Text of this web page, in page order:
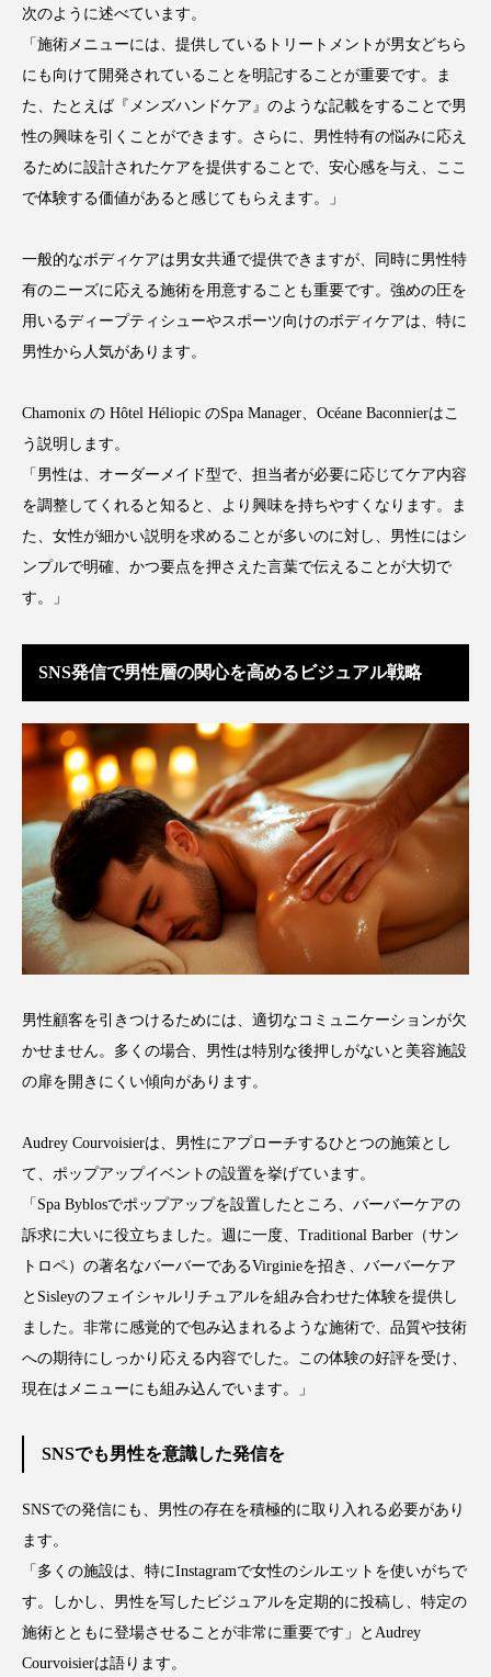
ヘルスケア ヘルスビューティー
ポジショニング ボディケア ホルモン
マーケティング マイクロスパ
メンズスキンケア メンタルケア
メンタルヘルス ライフスタイル
リナロール 効果 リラクゼーション
リラックス効果 レチナール レチノール
ローカル ロンジェビティ 下半身美容
価格改定
健康寿命 光老化 免疫 肌
冬 UVケア 冬 美容 習慣
冬 髪 ツヤ 出す 方法 冬 髪 乾燥 改善 方法
冬スキンケア 冬の乾燥肌 冬の印象美
冬の準備 冬美容 冷え対策
加工顔 労働環境 国内市場 国際市場
廃棄ロス 成分 技術経営 技術転用
抗酸化 抗酸化ケア 断食 新商品
日中関係 日焼け止め 時間制限食
梅雨
男性美容 画像解析 発酵 睡眠
睡眠 美容 金木犀 睡眠美容 秋
次のように述べています。
「施術メニューには、提供しているトリートメントが男女どちら
にも向けて開発されていることを明記することが重要です。ま
た、たとえば『メンズハンドケア』のような記載をすることで男
性の興味を引くことができます。さらに、男性特有の悩みに応え
るために設計されたケアを提供することで、安心感を与え、ここ
で体験する価値があると感じてもらえます。」
一般的なボディケアは男女共通で提供できますが、同時に男性特
有のニーズに応える施術を用意することも重要です。強めの圧を
用いるディープティシューやスポーツ向けのボディケアは、特に
男性から人気があります。
Chamonix の Hôtel Héliopic のSpa Manager、Océane Baconnierはこ
う説明します。
「男性は、オーダーメイド型で、担当者が必要に応じてケア内容
を調整してくれると知ると、より興味を持ちやすくなります。ま
た、女性が細かい説明を求めることが多いのに対し、男性にはシ
ンプルで明確、かつ要点を押さえた言葉で伝えることが大切で
す。」
SNS発信で男性層の関心を高めるビジュアル戦略
男性顧客を引きつけるためには、適切なコミュニケーションが欠
かせません。多くの場合、男性は特別な後押しがないと美容施設
の扉を開きにくい傾向があります。
Audrey Courvoisierは、男性にアプローチするひとつの施策とし
て、ポップアップイベントの設置を挙げています。
「Spa Byblosでポップアップを設置したところ、バーバーケアの
訴求に大いに役立ちました。週に一度、Traditional Barber（サン
トロペ）の著名なバーバーであるVirginieを招き、バーバーケア
とSisleyのフェイシャルリチュアルを組み合わせた体験を提供し
ました。非常に感覚的で包み込まれるような施術で、品質や技術
への期待にしっかり応える内容でした。この体験の好評を受け、
現在はメニューにも組み込んでいます。」
SNSでも男性を意識した発信を
SNSでの発信にも、男性の存在を積極的に取り入れる必要があり
ます。
「多くの施設は、特にInstagramで女性のシルエットを使いがちで
す。しかし、男性を写したビジュアルを定期的に投稿し、特定の
施術とともに登場させることが非常に重要です」とAudrey
Courvoisierは語ります。